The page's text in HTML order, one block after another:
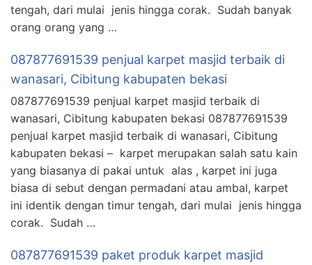
tengah, dari mulai jenis hingga corak. Sudah banyak
orang orang yang …
087877691539 penjual karpet masjid terbaik di
wanasari, Cibitung kabupaten bekasi
087877691539 penjual karpet masjid terbaik di
wanasari, Cibitung kabupaten bekasi 087877691539
penjual karpet masjid terbaik di wanasari, Cibitung
kabupaten bekasi – karpet merupakan salah satu kain
yang biasanya di pakai untuk alas , karpet ini juga
biasa di sebut dengan permadani atau ambal, karpet
ini identik dengan timur tengah, dari mulai jenis hingga
corak. Sudah …
087877691539 paket produk karpet masjid